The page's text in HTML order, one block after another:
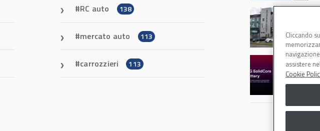
RC auto 138
mercato auto 113
carrozzieri 113
Cliccando
assistere
Cookie